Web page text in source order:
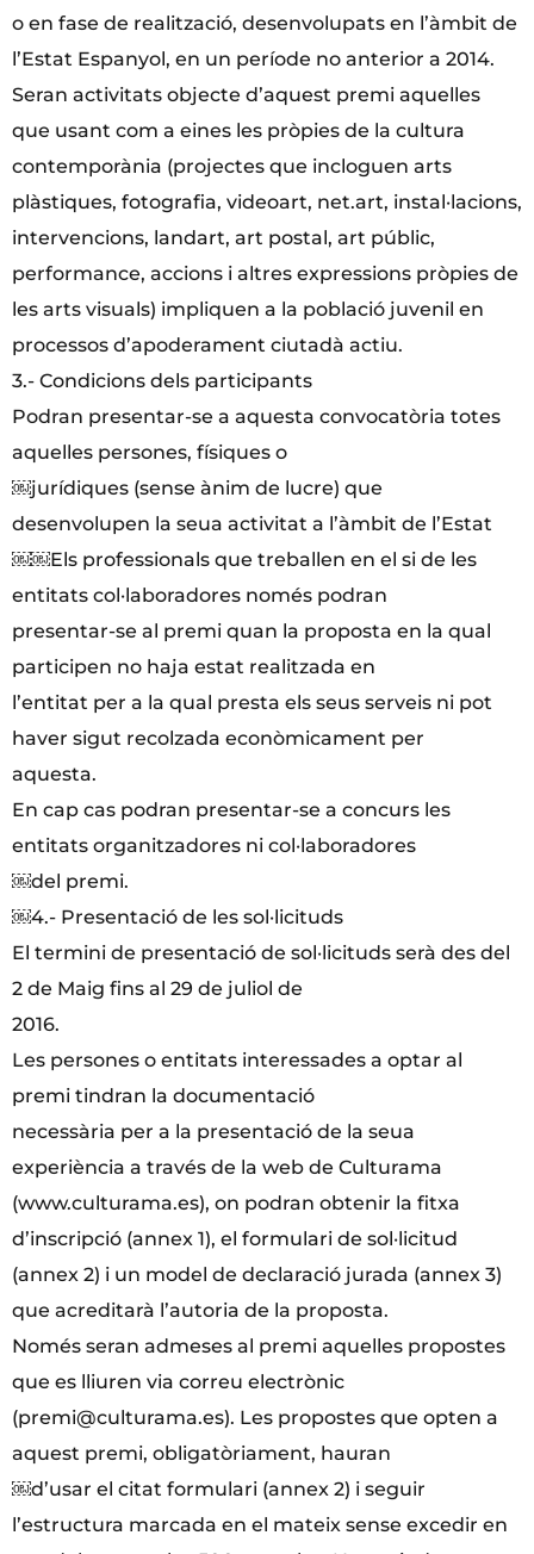
o en fase de realització, desenvolupats en l’àmbit de
l’Estat Espanyol, en un període no anterior a 2014.
Seran activitats objecte d’aquest premi aquelles
que usant com a eines les pròpies de la cultura
contemporània (projectes que incloguen arts
plàstiques, fotografia, videoart, net.art, instal·lacions,
intervencions, landart, art postal, art públic,
performance, accions i altres expressions pròpies de
les arts visuals) impliquen a la població juvenil en
processos d’apoderament ciutadà actiu.
3.- Condicions dels participants
Podran presentar-se a aquesta convocatòria totes
aquelles persones, físiques o
￼jurídiques (sense ànim de lucre) que
desenvolupen la seua activitat a l’àmbit de l’Estat
￼￼Els professionals que treballen en el si de les
entitats col·laboradores només podran
presentar-se al premi quan la proposta en la qual
participen no haja estat realitzada en
l’entitat per a la qual presta els seus serveis ni pot
haver sigut recolzada econòmicament per
aquesta.
En cap cas podran presentar-se a concurs les
entitats organitzadores ni col·laboradores
￼del premi.
￼4.- Presentació de les sol·licituds
El termini de presentació de sol·licituds serà des del
2 de Maig fins al 29 de juliol de
2016.
Les persones o entitats interessades a optar al
premi tindran la documentació
necessària per a la presentació de la seua
experiència a través de la web de Culturama
(www.culturama.es), on podran obtenir la fitxa
d’inscripció (annex 1), el formulari de sol·licitud
(annex 2) i un model de declaració jurada (annex 3)
que acreditarà l’autoria de la proposta.
Només seran admeses al premi aquelles propostes
que es lliuren via correu electrònic
(premi@culturama.es). Les propostes que opten a
aquest premi, obligatòriament, hauran
￼d’usar el citat formulari (annex 2) i seguir
l’estructura marcada en el mateix sense excedir en